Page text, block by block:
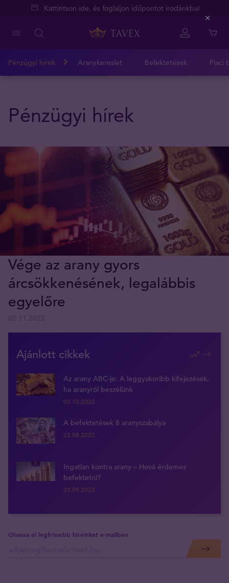
Kattintson ide, és foglaljon időpontot irodánkba!
Pénzügyi hírek Aranykereslet Befektetések Piaci
Pénzügyi hírek
Vége az arany gyors
árcsökkenésének, legalábbis
egyelőre
Ajánlott cikkek
Az arany ABC-je: A leggyakoribb kifejezések,
ha aranyról beszélünk
03.10.2022
A befektetések 8 aranyszabálya
22.08.2022
Ingatlan kontra arany – Hová érdemes
befektetni?
23.09.2022
Olvassa el legfrissebb híreinket e-mailben
Close